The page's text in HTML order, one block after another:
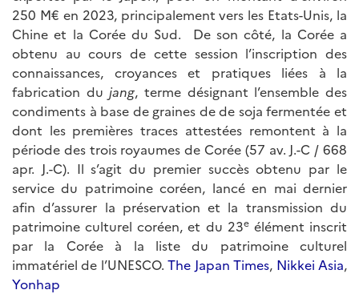
250 M€ en 2023, principalement vers les Etats-Unis, la
Chine et la Corée du Sud.
De son côté, la Corée a
obtenu au cours de cette session l’inscription des
connaissances, croyances et pratiques liées à la
fabrication du jang, terme désignant l’ensemble des
condiments à base de graines de de soja fermentée et
dont les premières traces attestées remontent à la
période des trois royaumes de Corée (57 av. J.-C / 668
apr. J.-C). Il s’agit du premier succès obtenu par le
service du patrimoine coréen, lancé en mai dernier
afin d’assurer la préservation et la transmission du
patrimoine culturel coréen, et du 23eélément inscrit
par la Corée à la liste du patrimoine culturel
immatériel de l’UNESCO.The Japan Times, Nikkei Asia,
Yonhap